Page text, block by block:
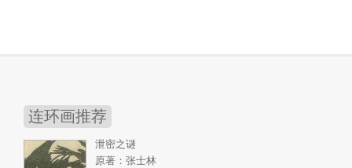
连环画推荐
泄密之谜
原著：张士林